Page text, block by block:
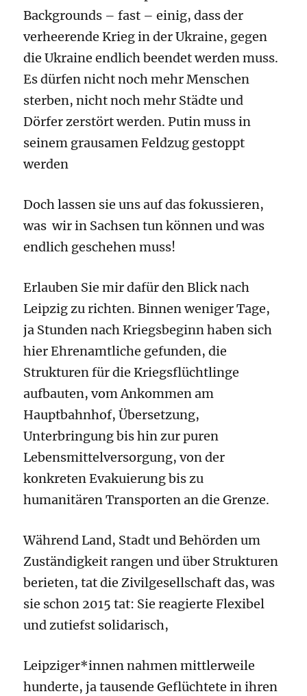
Backgrounds – fast – einig, dass der
verheerende Krieg in der Ukraine, gegen
die Ukraine endlich beendet werden muss.
Es dürfen nicht noch mehr Menschen
sterben, nicht noch mehr Städte und
Dörfer zerstört werden. Putin muss in
seinem grausamen Feldzug gestoppt
werden
Doch lassen sie uns auf das fokussieren,
was wir in Sachsen tun können und was
endlich geschehen muss!
Erlauben Sie mir dafür den Blick nach
Leipzig zu richten. Binnen weniger Tage,
ja Stunden nach Kriegsbeginn haben sich
hier Ehrenamtliche gefunden, die
Strukturen für die Kriegsflüchtlinge
aufbauten, vom Ankommen am
Hauptbahnhof, Übersetzung,
Unterbringung bis hin zur puren
Lebensmittelversorgung, von der
konkreten Evakuierung bis zu
humanitären Transporten an die Grenze.
Während Land, Stadt und Behörden um
Zuständigkeit rangen und über Strukturen
berieten, tat die Zivilgesellschaft das, was
sie schon 2015 tat: Sie reagierte Flexibel
und zutiefst solidarisch,
Leipziger*innen nahmen mittlerweile
hunderte, ja tausende Geflüchtete in ihren